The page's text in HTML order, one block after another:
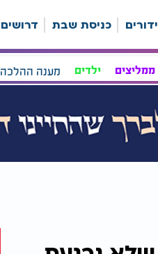
כניסת שבת דרושים
ממליצים ילדים מענה ההלכה